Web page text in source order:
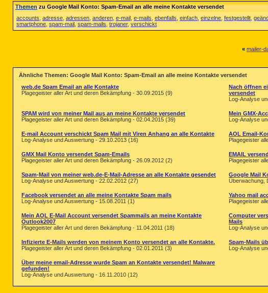
Themenzu Google Mail Konto: Spam-Email an alle meine Kontakte versendet
accounts adresse adressen anderen e-mail e-mails ebenfalls einfach einzelne festgestellt
smartphone spam-mail spam-mails trojaner, verschickt
« mailer-
Ähnliche Themen: Google Mail Konto: Spam-Email an alle meine Kontakte versendet
web.de Spam Email an alle Kontakte
Plagegeister aller Art und deren Bekämpfung - 30.09.2015 (9)
Nach öffnen
versendet
Log-Analyse
SPAM wird von meiner Mail aus an meine Kontakte versendet
Plagegeister aller Art und deren Bekämpfung - 02.04.2015 (39)
Mein GMX-
Log-Analyse
E-mail Account verschickt Spam Mail mit Viren Anhang an alle Kontakte
Log-Analyse und Auswertung - 29.10.2013 (16)
AOL Email-
Plagegeister
GMX Mail Konto versendet Spam-Emails
Plagegeister aller Art und deren Bekämpfung - 26.09.2012 (2)
EMAIL
Plagegeister
Spam-Mail von meiner web.de-E-Mail-Adresse an alle Kontakte gesendet
Log-Analyse und Auswertung - 22.02.2012 (27)
Google Mail
Überwachung,
Facebook versendet an alle meine Kontakte Spam mails
Log-Analyse und Auswertung - 15.08.2011 (1)
Yahoo mail
Plagegeister
Mein AOL E-Mail Account versendet Spammails an meine Kontakte
Outlook2007
Plagegeister aller Art und deren Bekämpfung - 11.04.2011 (18)
Computer
Mails
Log-Analyse
Infizierte E-Mails werden von meinem Konto versendet an alle Kontakte.
Plagegeister aller Art und deren Bekämpfung - 02.01.2011 (3)
Spam-Mails
Log-Analyse
Über meine email-Adresse wurde Spam an Kontakte versendet! Malware
gefunden!
Log-Analyse und Auswertung - 16.11.2010 (12)